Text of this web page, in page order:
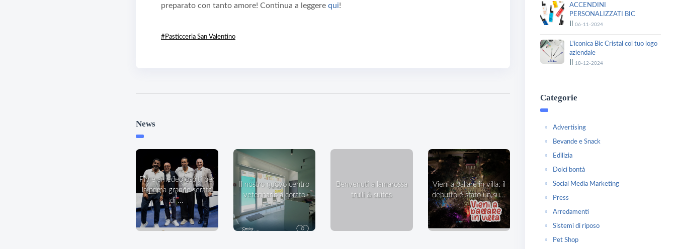
preparato con tanto amore! Continua a leggere qui!
#Pasticceria San Valentino
News
pio e amedeo ospiti per
la prima grande serata
di ...
veterinario a corato
benvenuti a lamarossa
trulli & suites
vieni a ballare in villa: il
debutto è stato un su...
ACCENDINI
PERSONALIZZATI BIC
06-11-2024
L'iconica Bic Cristal col tuo logo
aziendale
18-12-2024
Categorie
Advertising
Bevande e Snack
Edilizia
Dolci bontà
Social Media Marketing
Press
Arredamenti
Sistemi di riposo
Pet Shop